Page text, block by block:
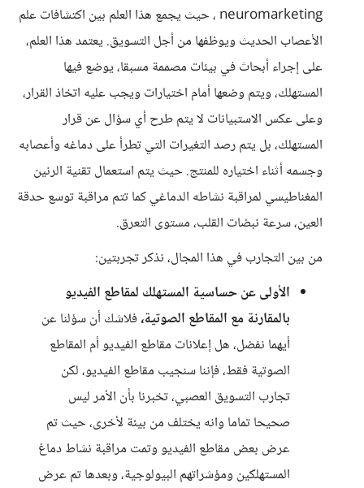
neuromarketing ، حيث يجمع هذا العلم بين اكتشافات علم
الأعصاب الحديث ويوظفها من أجل التسويق. يعتمد هذا العلم،
على إجراء أبحاث في بيئات مصممة مسبقا، يوضع فيها
المستهلك، ويتم وضعها أمام اختيارات ويجب عليه اتخاذ القرار،
وعلى عكس الاستبيانات لا يتم طرح أي سؤال عن قرار
المستهلك، بل يتم رصد التغيرات التي تطرأ على دماغه وأعصابه
وجسمه أثناء اختياره للمنتج. حيث يتم استعمال تقنية الرنين
المغناطيسي لمراقبة نشاطه الدماغي كما تتم مراقبة توسع حدقة
العين، سرعة نبضات القلب، مستوى التعرق.
من بين التجارب في هذا المجال، نذكر تجربتين:
الأولى عن حساسية المستهلك لمقاطع الفيديو
بالمقارنة مع المقاطع الصوتية،فلاشك أن سؤلنا عن
أيهما نفضل، هل إعلانات مقاطع الفيديو أم المقاطع
الصوتية فقط، فإننا سنجيب مقاطع الفيديو، لكن
تجارب التسويق العصبي، تخبرنا بأن الأمر ليس
صحيحا تماما وانه يختلف من بيئة لأخرى، حيث تم
عرض بعض مقاطع الفيديو وتمت مراقبة نشاط دماغ
المستهلكين ومؤشراتهم البيولوجية، وبعدها تم عرض